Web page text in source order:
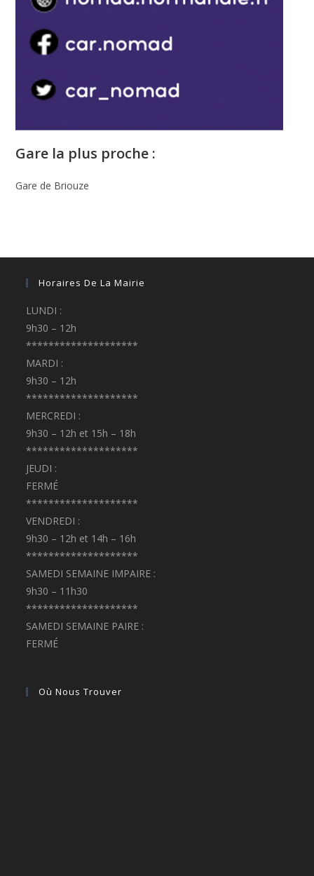
Gare la plus proche :
Gare de Briouze
Horaires De La Mairie
LUNDI :
9h30 – 12h
********************
MARDI :
9h30 – 12h
********************
MERCREDI :
9h30 – 12h et 15h – 18h
********************
JEUDI :
FERMÉ
********************
VENDREDI :
9h30 – 12h et 14h – 16h
********************
SAMEDI SEMAINE IMPAIRE :
9h30 – 11h30
********************
SAMEDI SEMAINE PAIRE :
FERMÉ
Où Nous Trouver